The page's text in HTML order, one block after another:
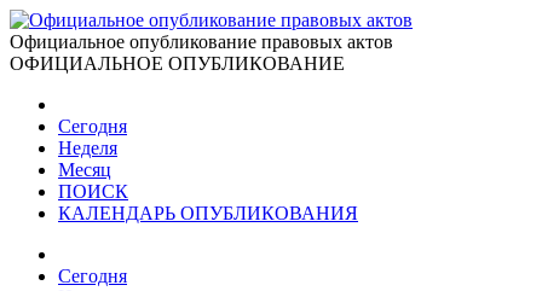
Официальное опубликование правовых актов
ОФИЦИАЛЬНОЕ ОПУБЛИКОВАНИЕ
Сегодня
Неделя
Месяц
ПОИСК
КАЛЕНДАРЬ ОПУБЛИКОВАНИЯ
Сегодня